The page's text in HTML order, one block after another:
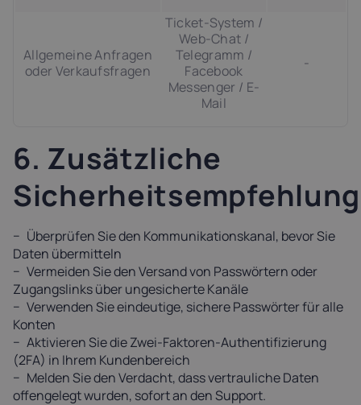
Allgemeine Anfragen
oder Verkaufsfragen
Ticket-System /
Web-Chat /
Telegramm /
Facebook
Messenger / E-
Mail
-
6. Zusätzliche
Überprüfen Sie den Kommunikationskanal, bevor Sie
Daten übermitteln
Vermeiden Sie den Versand von Passwörtern oder
Zugangslinks über ungesicherte Kanäle
Verwenden Sie eindeutige, sichere Passwörter für alle
Konten
Aktivieren Sie die Zwei-Faktoren-Authentifizierung
(2FA) in Ihrem Kundenbereich
Melden Sie den Verdacht, dass vertrauliche Daten
offengelegt wurden, sofort an den Support.